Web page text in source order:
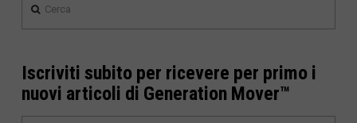
Iscriviti subito per ricevere per primo i
nuovi articoli di Generation Mover™